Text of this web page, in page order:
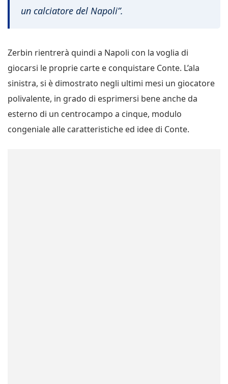
un calciatore del Napoli”.
Zerbin rientrerà quindi a Napoli con la voglia di
giocarsi le proprie carte e conquistare Conte. L’ala
sinistra, si è dimostrato negli ultimi mesi un giocatore
polivalente, in grado di esprimersi bene anche da
esterno di un centrocampo a cinque, modulo
congeniale alle caratteristiche ed idee di Conte.